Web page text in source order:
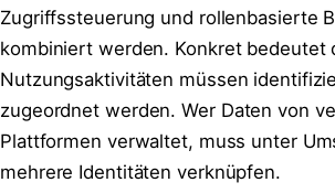
Zugriffssteuerung und rollenbasierte
kombiniert werden. Konkret bedeutet
Nutzungsaktivitäten müssen
zugeordnet werden. Wer Daten von
Plattformen verwaltet, muss unter
mehrere Identitäten verknüpfen.